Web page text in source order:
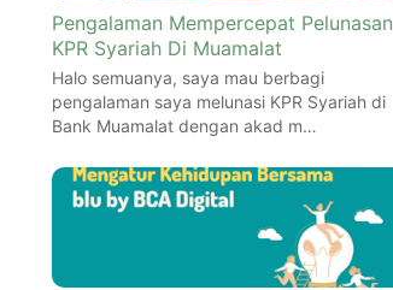
Pengalaman Mempercepat Pelunasan
KPR Syariah Di Muamalat
Halo semuanya, saya mau berbagi
pengalaman saya melunasi KPR Syariah di
Bank Muamalat dengan akad m…